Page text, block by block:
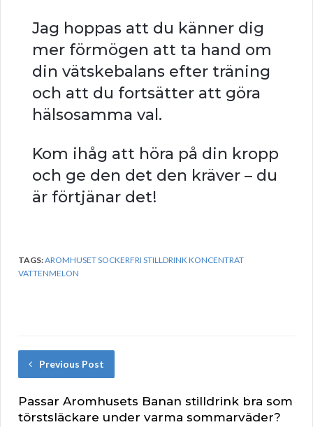
Jag hoppas att du känner dig
mer förmögen att ta hand om
din vätskebalans efter träning
och att du fortsätter att göra
hälsosamma val.
Kom ihåg att höra på din kropp
och ge den det den kräver – du
är förtjänar det!
TAGS:AROMHUSET SOCKERFRI STILLDRINK KONCENTRAT
VATTENMELON
Previous Post
Passar Aromhusets Banan stilldrink bra som
törstsläckare under varma sommarväder?